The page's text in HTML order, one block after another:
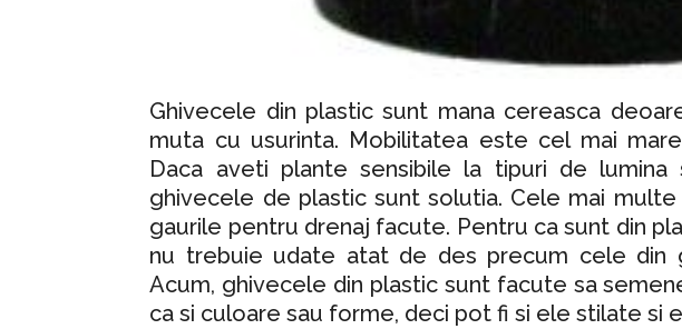
Ghivecele din plastic sunt mana cereasca
muta cu usurinta. Mobilitatea este cel mai
Daca aveti plante sensibile la tipuri de
ghivecele de plastic sunt solutia. Cele mai
gaurile pentru drenaj facute. Pentru ca sunt din
nu trebuie udate atat de des precum cele din
Acum, ghivecele din plastic sunt facute sa
ca si culoare sau forme, deci pot fi si ele stilate si